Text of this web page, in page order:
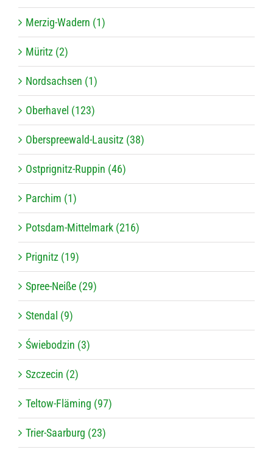
Merzig-Wadern (1)
Müritz (2)
Nordsachsen (1)
Oberhavel (123)
Oberspreewald-Lausitz (38)
Ostprignitz-Ruppin (46)
Parchim (1)
Potsdam-Mittelmark (216)
Prignitz (19)
Spree-Neiße (29)
Stendal (9)
Świebodzin (3)
Szczecin (2)
Teltow-Fläming (97)
Trier-Saarburg (23)